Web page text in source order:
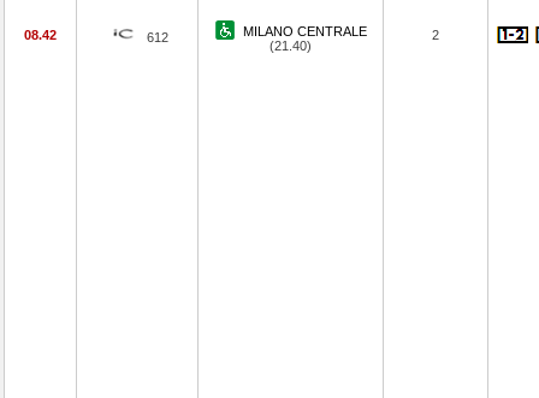
08.42 612
MILANO CENTRALE
(21.40)
2